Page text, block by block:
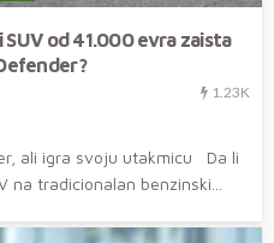
od 41.000 evra zaista
1.23K
ali igra svoju utakmicu Da li
tradicionalan benzinski...